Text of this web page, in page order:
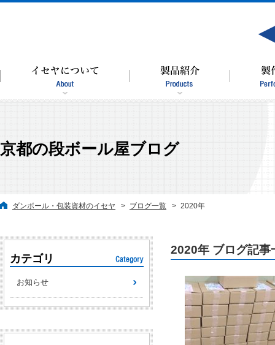
京都の段ボール屋ブログ
ダンボール・包装資材のイセヤ ブログ一覧 2020年
2020年 ブログ記事
カテゴリ
お知らせ